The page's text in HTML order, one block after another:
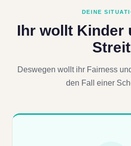
DEINE
Ihr wollt Kinder
Streit
Deswegen wollt ihr Fairness
den Fall einer